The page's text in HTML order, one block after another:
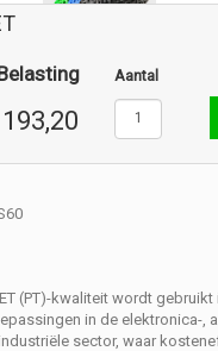
Aantal
(PT)-kwaliteit wordt gebruikt
in de elektronica-,
sector, waar